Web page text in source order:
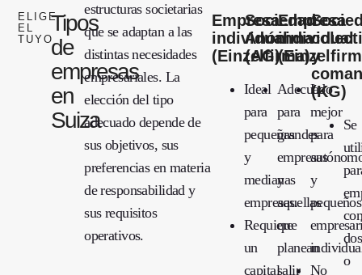
ELIGE
EL
TUYO
Tipos
de
empresas
en
Suiza
estructuras societarias
que se adaptan a las
distintas necesidades
empresariales. La
elección del tipo
adecuado depende de
sus objetivos, sus
preferencias en materia
de responsabilidad y
sus requisitos
operativos.
Empresa
individual
(Einzelfirma)
Ideal
para
pequeñas
y
medianas
empresas.
Requiere
un
capital
Sociedad
Anónima
(AG)
Adecuado
para
grandes
empresas
y
aquellas
que
planean
salir
Empresa
individual
Lo
mejor
para
y
pequeños
No
y
(KG)
Se
con
dos
o